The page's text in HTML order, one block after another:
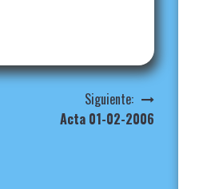
Siguiente:
Acta 01-02-2006